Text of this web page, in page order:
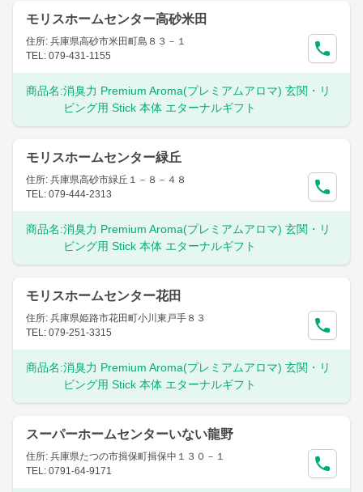
モリスホームセンター高砂米田
住所: 兵庫県高砂市米田町島８３－１
TEL: 079-431-1155
商品名:消臭力 Premium Aroma(プレミアムアロマ) 玄関・リ
ビング用 Stick 本体 エターナルギフト
モリスホームセンター緑丘
住所: 兵庫県高砂市緑丘１－８－４８
TEL: 079-444-2313
商品名:消臭力 Premium Aroma(プレミアムアロマ) 玄関・リ
ビング用 Stick 本体 エターナルギフト
モリスホームセンター花田
住所: 兵庫県姫路市花田町小川東戸手８３
TEL: 079-251-3315
商品名:消臭力 Premium Aroma(プレミアムアロマ) 玄関・リ
ビング用 Stick 本体 エターナルギフト
スーパーホームセンターいない龍野
住所: 兵庫県たつの市揖保町揖保中１３０－１
TEL: 0791-64-9171